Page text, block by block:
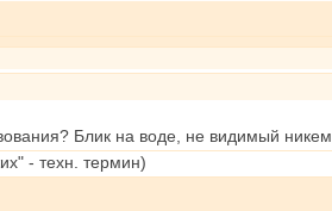
Блик на воде, не видимый никем.
- техн. термин)